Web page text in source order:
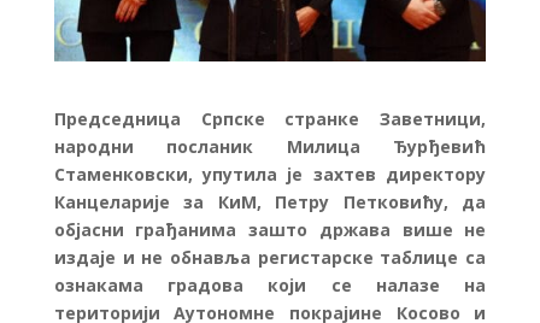
Председница Српске странке Заветници,
народни посланик Милица Ђурђевић
Стаменковски, упутила је захтев директору
Канцеларије за КиМ, Петру Петковићу, да
објасни грађанима зашто држава више не
издаје и не обнавља регистарске таблице са
ознакама градова који се налазе на
територији Аутономне покрајине Косово и